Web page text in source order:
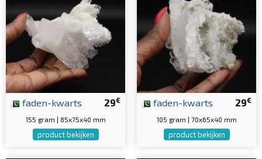
29€
faden-kwarts
155 gram | 85x75x40 mm
product bekijken
29€
faden-kwarts
105 gram | 70x65x40 mm
product bekijken